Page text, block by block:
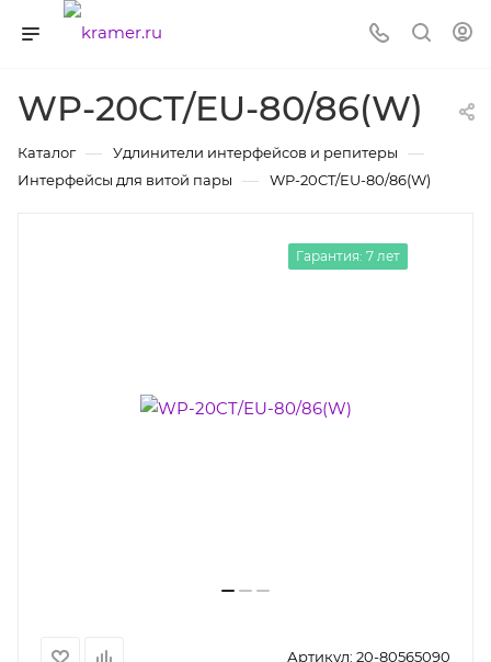
WP-20CT/EU-80/86(W)
Каталог — Удлинители интерфейсов и репитеры —
Интерфейсы для витой пары — WP-20CT/EU-80/86(W)
Гарантия: 7 лет
Артикул: 20-80565090